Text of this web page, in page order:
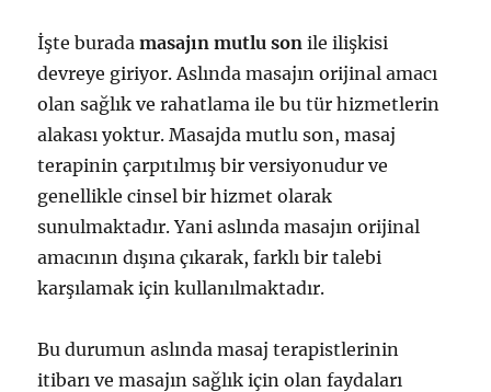
İşte buradamasajın mutlu son ile ilişkisi
devreye giriyor. Aslında masajın orijinal amacı
olan sağlık ve rahatlama ile bu tür hizmetlerin
alakası yoktur. Masajda mutlu son, masaj
terapinin çarpıtılmış bir versiyonudur ve
genellikle cinsel bir hizmet olarak
sunulmaktadır. Yani aslında masajın orijinal
amacının dışına çıkarak, farklı bir talebi
karşılamak için kullanılmaktadır.
Bu durumun aslında masaj terapistlerinin
itibarı ve masajın sağlık için olan faydaları